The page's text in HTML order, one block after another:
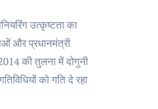
उत्कृष्टता का
और प्रधानमंत्री
की तुलना में दोगुनी
को गति दे रहा